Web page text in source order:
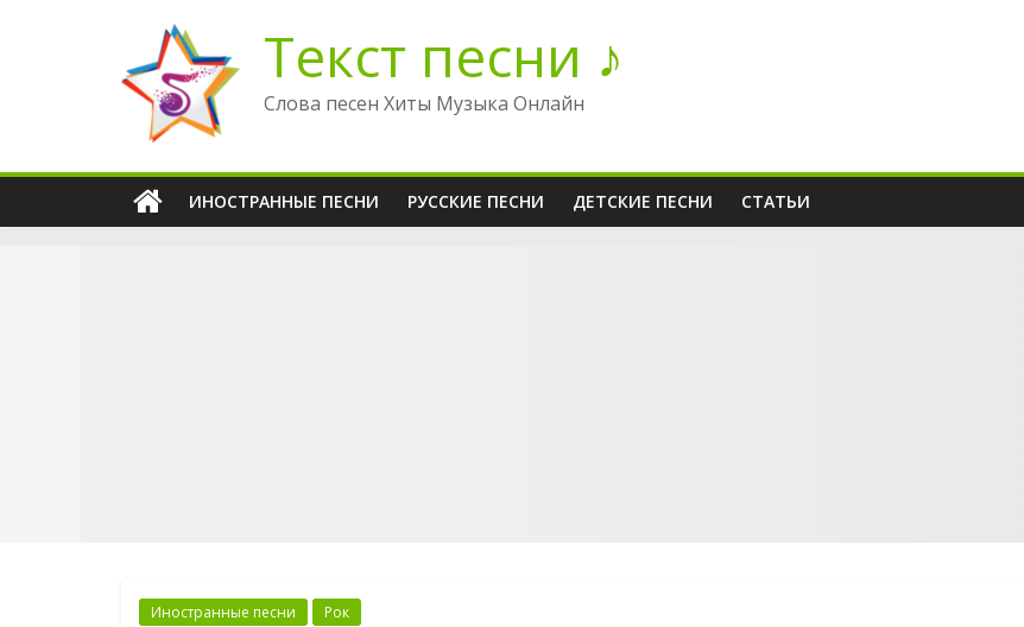
содержимому
Текст песни ♪
Слова песен Хиты Музыка Онлайн
ИНОСТРАННЫЕ ПЕСНИ РУССКИЕ ПЕСНИ ДЕТСКИЕ ПЕСНИ СТАТЬИ
Иностранные песни Рок